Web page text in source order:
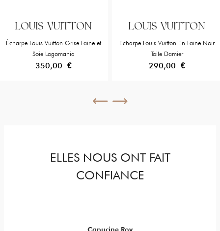
LOUIS VUITTON
Écharpe Louis Vuitton Grise Laine et
Soie Logomania
350,00 €
LOUIS VUITTON
Echarpe Louis Vuitton En Laine Noir
Toile Damier
290,00 €
ELLES NOUS ONT FAIT
CONFIANCE
Capucine Roy